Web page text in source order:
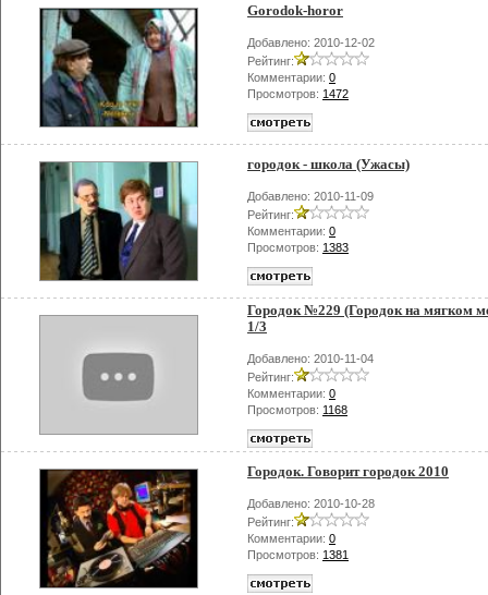
Gorodok-horor
Добавлено: 2010-12-02
Рейтинг:
Комментарии: 0
Просмотров: 1472
городок - школа (Ужасы)
Добавлено: 2010-11-09
Рейтинг:
Комментарии: 0
Просмотров: 1383
Городок №229 (Городок на мягком
1/3
Добавлено: 2010-11-04
Рейтинг:
Комментарии: 0
Просмотров: 1168
Городок. Говорит городок 2010
Добавлено: 2010-10-28
Рейтинг:
Комментарии: 0
Просмотров: 1381